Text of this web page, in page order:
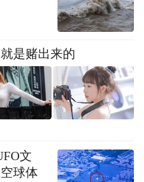
是赌出来的
文
球体